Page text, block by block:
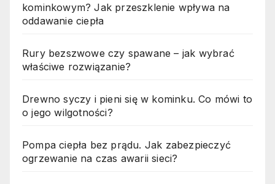
kominkowym? Jak przeszklenie wpływa na
oddawanie ciepła
Rury bezszwowe czy spawane – jak wybrać
właściwe rozwiązanie?
Drewno syczy i pieni się w kominku. Co mówi to
o jego wilgotności?
Pompa ciepła bez prądu. Jak zabezpieczyć
ogrzewanie na czas awarii sieci?